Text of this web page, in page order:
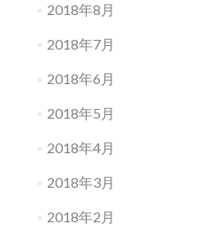
2018年8月
2018年7月
2018年6月
2018年5月
2018年4月
2018年3月
2018年2月